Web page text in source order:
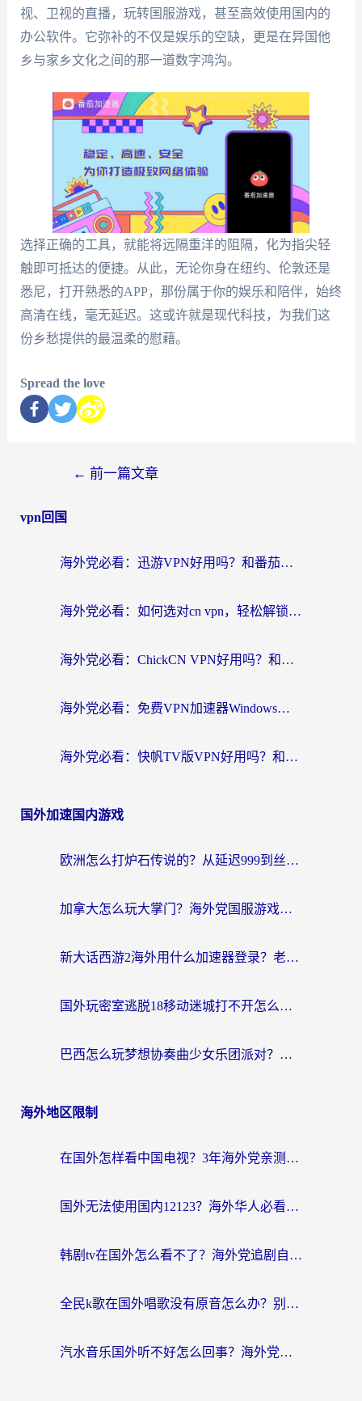
视、卫视的直播，玩转国服游戏，甚至高效使用国内的
办公软件。它弥补的不仅是娱乐的空缺，更是在异国他
乡与家乡文化之间的那一道数字鸿沟。
选择正确的工具，就能将远隔重洋的阻隔，化为指尖轻
触即可抵达的便捷。从此，无论你身在纽约、伦敦还是
悉尼，打开熟悉的APP，那份属于你的娱乐和陪伴，始终
高清在线，毫无延迟。这或许就是现代科技，为我们这
份乡愁提供的最温柔的慰藉。
Spread the love
← 前一篇文章
vpn回国
海外党必看：迅游VPN好用吗？和番茄加速器VPN对比哪个回国效果更好？
海外党必看：如何选对cn vpn，轻松解锁国内影音游戏？
海外党必看：ChickCN VPN好用吗？和星河VPN对比哪个回国效果更好？附真实体验+避坑指南
海外党必看：免费VPN加速器Windows版怎么选？附真实测评与无缝访问国内资源指南
海外党必看：快帆TV版VPN好用吗？和hi龟龟VPN对比哪个回国效果更好？附免费加速器选择指南
国外加速国内游戏
欧洲怎么打炉石传说的？从延迟999到丝滑上分，我找到了靠谱加速器
加拿大怎么玩大掌门？海外党国服游戏加速避坑指南（附实用工具推荐）
新大话西游2海外用什么加速器登录？老玩家亲测有效的国服游戏加速指南
国外玩密室逃脱18移动迷城打不开怎么办？海外玩家亲测有效的解决指南
巴西怎么玩梦想协奏曲少女乐团派对？海外党必看的国服游戏加速全攻略（附波兰天涯明月刀实用技巧）
海外地区限制
在国外怎样看中国电视？3年海外党亲测有效的追剧加速器指南
国外无法使用国内12123？海外华人必看：选对回国加速器，解决迪拜语音+12123访问难题
韩剧tv在国外怎么看不了？海外党追剧自由的终极解决方案来了
全民k歌在国外唱歌没有原音怎么办？别让地域限制毁了你的麦霸时刻
汽水音乐国外听不好怎么回事？海外党亲测有效的回国加速方案来了